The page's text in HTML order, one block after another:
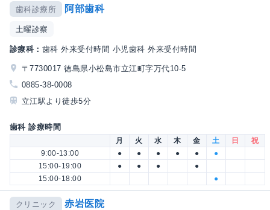
歯科診療所 阿部歯科
土曜診察
診療科： 歯科 外来受付時間 小児歯科 外来受付時間
〒7730017 徳島県小松島市立江町字万代10-5
0885-38-0008
立江駅より徒歩5分
歯科 診療時間
月 火 水 木 金 土 日
祝
9:00-13:00
● ● ● ● ●
●
15:00-19:00
● ● ●
●
15:00-18:00
●
クリニック 赤岩医院